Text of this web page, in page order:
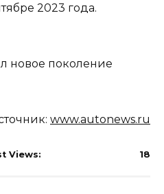
2023 года.
www.autonews.ru
Views: 18